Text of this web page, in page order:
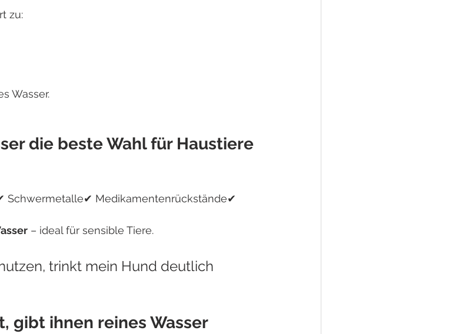
zu:
Wasser.
die beste Wahl für Haustiere
Schwermetalle✔ Medikamentenrückstände✔
– ideal für sensible Tiere.
trinkt mein Hund deutlich
gibt ihnen reines Wasser